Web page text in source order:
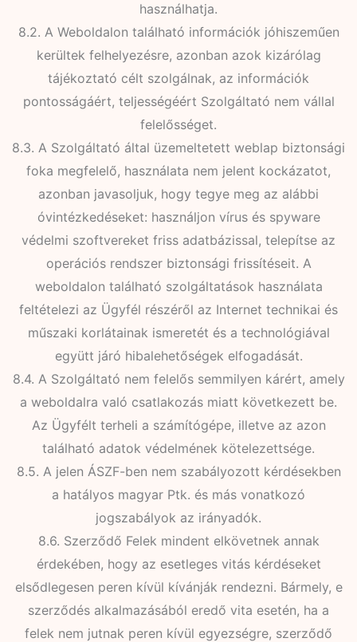
használhatja.
8.2. A Weboldalon található információk jóhiszeműen
kerültek felhelyezésre, azonban azok kizárólag
tájékoztató célt szolgálnak, az információk
pontosságáért, teljességéért Szolgáltató nem vállal
felelősséget.
8.3. A Szolgáltató által üzemeltetett weblap biztonsági
foka megfelelő, használata nem jelent kockázatot,
azonban javasoljuk, hogy tegye meg az alábbi
óvintézkedéseket: használjon vírus és spyware
védelmi szoftvereket friss adatbázissal, telepítse az
operációs rendszer biztonsági frissítéseit. A
weboldalon található szolgáltatások használata
feltételezi az Ügyfél részéről az Internet technikai és
műszaki korlátainak ismeretét és a technológiával
együtt járó hibalehetőségek elfogadását.
8.4. A Szolgáltató nem felelős semmilyen kárért, amely
a weboldalra való csatlakozás miatt következett be.
Az Ügyfélt terheli a számítógépe, illetve az azon
található adatok védelmének kötelezettsége.
8.5. A jelen ÁSZF-ben nem szabályozott kérdésekben
a hatályos magyar Ptk. és más vonatkozó
jogszabályok az irányadók.
8.6. Szerződő Felek mindent elkövetnek annak
érdekében, hogy az esetleges vitás kérdéseket
elsődlegesen peren kívül kívánják rendezni. Bármely, e
szerződés alkalmazásából eredő vita esetén, ha a
felek nem jutnak peren kívül egyezségre, szerződő